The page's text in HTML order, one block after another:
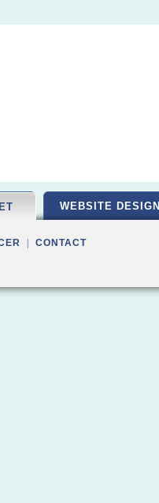
WEBSITE DESIGN
CONTACT